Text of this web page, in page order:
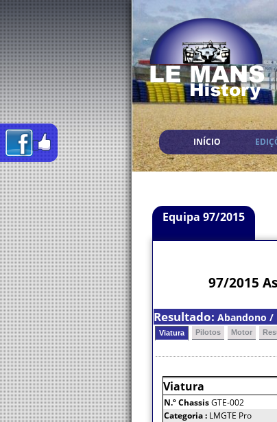
INÍCIO
Equipa 97/2015
97/2015
Resultado: Abandono /
Viatura Pilotos Motor
Viatura
N.º ChassisGTE-002
Categoria : LMGTE Pro